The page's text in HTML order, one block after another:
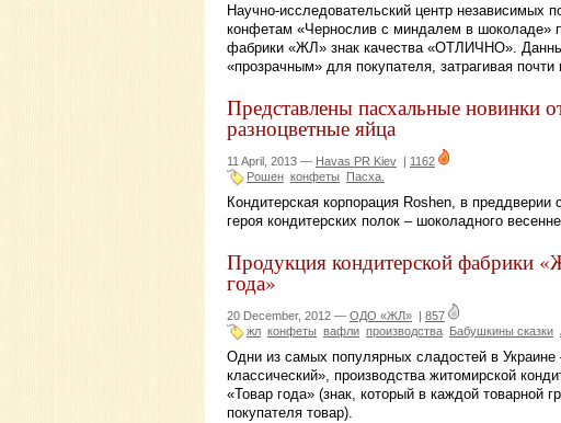
Научно-исследовательский центр независимых
конфетам «Чернослив с миндалем в шоколаде»
фабрики «ЖЛ» знак качества «ОТЛИЧНО».
«прозрачным» для покупателя, затрагивая
Представлены пасхальные новинки
разноцветные яйца
11 April, 2013 — Havas PR Kiev | 1162
Рошен конфеты Пасха.
Кондитерская корпорация Roshen, в преддверии
героя кондитерских полок – шоколадного
Продукция кондитерской фабрики
года»
20 December, 2012 — ОДО «ЖЛ» | 857
жл конфеты вафли производства Бабушкины сказки
Одни из самых популярных сладостей в
классический», производства житомирской
«Товар года» (знак, который в каждой
покупателя товар).